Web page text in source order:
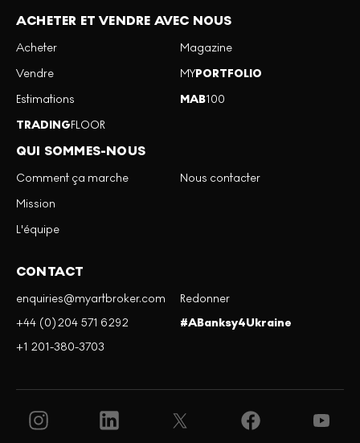
ACHETER ET VENDRE AVEC NOUS
Acheter
Vendre
Estimations
TRADINGFLOOR
Magazine
MYPORTFOLIO
MAB100
QUI SOMMES-NOUS
Comment ça marche
Mission
L'équipe
Nous contacter
CONTACT
enquiries@myartbroker.com
+44 (0)204 571 6292
+1 201-380-3703
Redonner
#ABanksy4Ukraine